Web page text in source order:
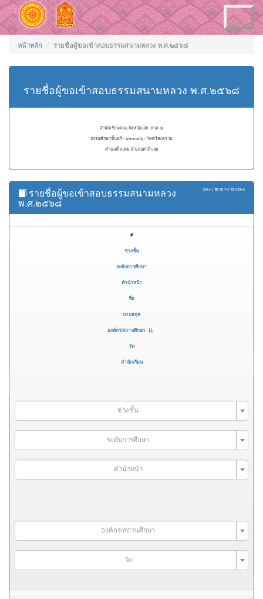
Toggle
navigation
หน้าหลัก รายชื่อผู้ขอเข้าสอบธรรมสนามหลวง พ.ศ.๒๕๖๘
รายชื่อผู้ขอเข้าสอบธรรมสนามหลวง พ.ศ.๒๕๖๘
สำนักเรียนคณะจังหวัดเลย ภาค ๘
ธรรมศึกษาชั้นตรี - ๔๓๑๐๓๖ - วัดศรีสงคราม
ตำบลน้ำแคม อำเภอท่าลี่ เลย
แสดง 1 ถึง 50 จาก 72 ผลลัพธ์
รายชื่อผู้ขอเข้าสอบธรรมสนามหลวง
พ.ศ.๒๕๖๘
#
ช่วงชั้น
ระดับการศึกษา
คำนำหน้า
ชื่อ
นามสกุล
องค์กร/สถานศึกษา
วัด
สำนักเรียน
ช่วงชั้น
ระดับการศึกษา
คำนำหน้า
องค์กร/สถานศึกษา
วัด